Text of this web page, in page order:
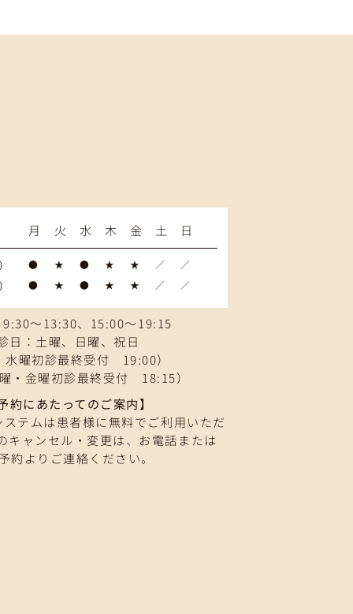
月 火 水 木 金 土
日
● ★ ● ★ ★ ／ ／
● ★ ● ★ ★ ／ ／
～13:30、15:00～19:15
日：土曜、日曜、祝日
水曜初診最終受付 19:00）
・金曜初診最終受付 18:15）
約にあたってのご案内】
テムは患者様に無料でご利用いただ
キャンセル・変更は、お電話または
約よりご連絡ください。